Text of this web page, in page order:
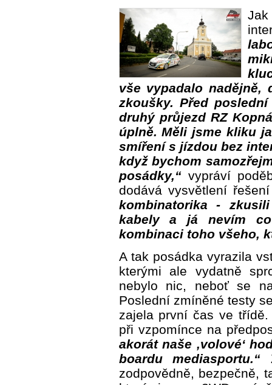
vše vypadalo nadějně,
zkoušky. Před
druhý průjezd RZ
úplně. Měli jsme kliku
smíření s jízdou bez
když bychom
posádky,“vypráví
dodává vysvětlení
kombinatorika -
kabely a já nevím
kombinaci toho všeho,
A tak posádka vyrazila
kterými ale vydatně
nebylo nic, neboť se
Poslední zmíněné testy
zajela první čas ve
při vzpomínce na
akorát naše ‚volové‘
boardu mediasportu.“
zodpovědně, bezpečně,